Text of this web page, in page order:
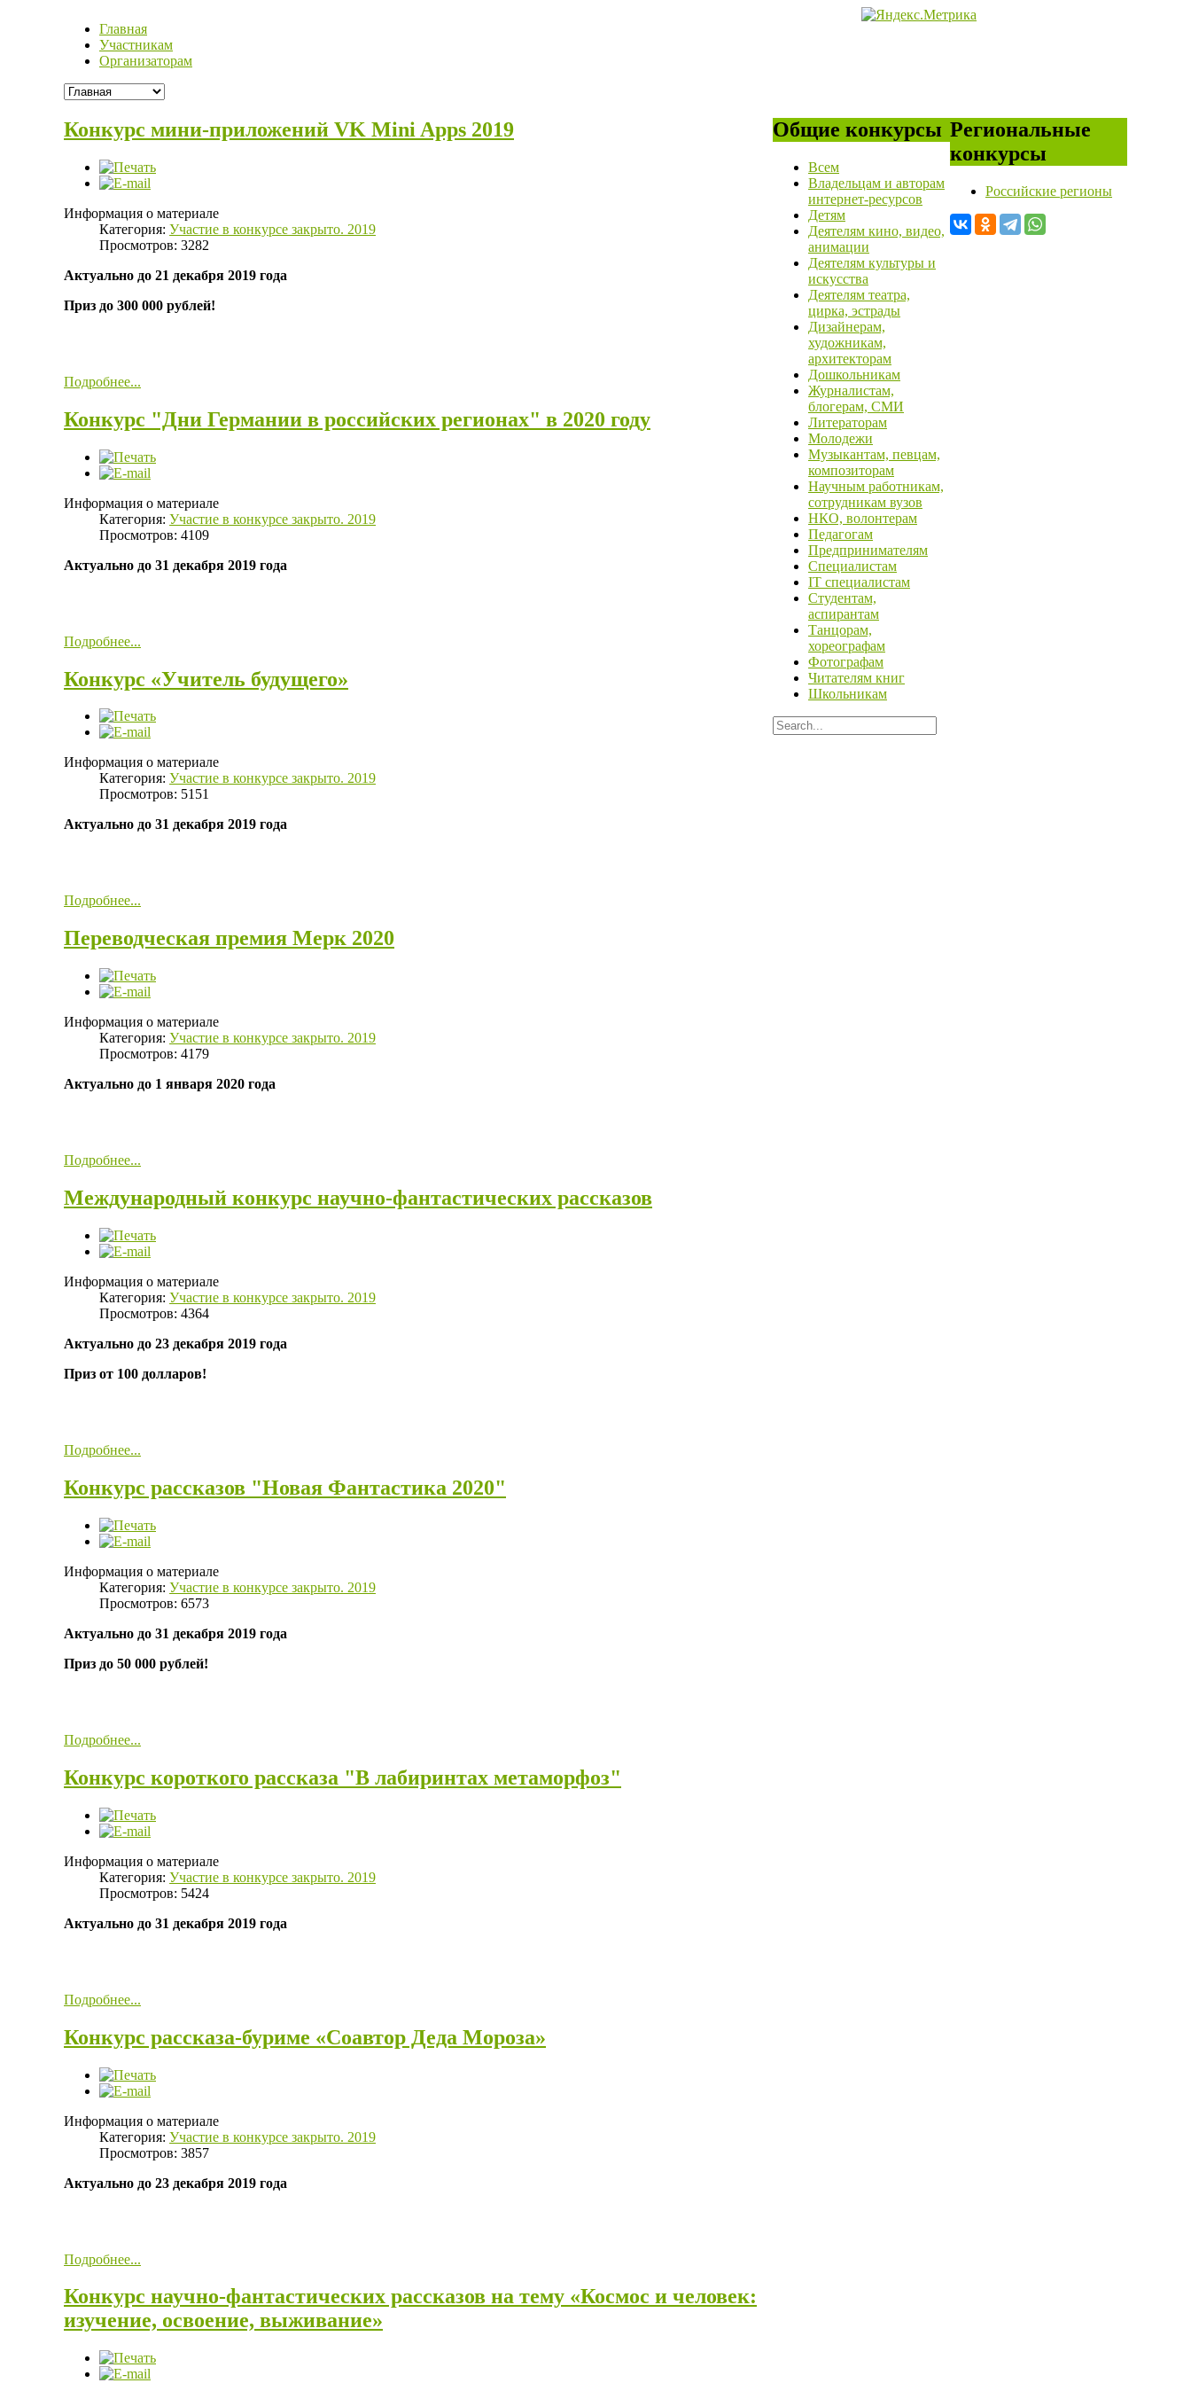
Главная
Участникам
Организаторам
Конкурс мини-приложений VK Mini Apps 2019
Информация о материале
Категория: Участие в конкурсе закрыто. 2019
Просмотров: 3282
Актуально до 21 декабря 2019 года
Приз до 300 000 рублей!
Подробнее...
Конкурс "Дни Германии в российских регионах" в 2020 году
Информация о материале
Категория: Участие в конкурсе закрыто. 2019
Просмотров: 4109
Актуально до 31 декабря 2019 года
Подробнее...
Конкурс «Учитель будущего»
Информация о материале
Категория: Участие в конкурсе закрыто. 2019
Просмотров: 5151
Актуально до 31 декабря 2019 года
Подробнее...
Переводческая премия Мерк 2020
Информация о материале
Категория: Участие в конкурсе закрыто. 2019
Просмотров: 4179
Актуально до 1 января 2020 года
Подробнее...
Международный конкурс научно-фантастических рассказов
Информация о материале
Категория: Участие в конкурсе закрыто. 2019
Просмотров: 4364
Актуально до 23 декабря 2019 года
Приз от 100 долларов!
Подробнее...
Конкурс рассказов "Новая Фантастика 2020"
Информация о материале
Категория: Участие в конкурсе закрыто. 2019
Просмотров: 6573
Актуально до 31 декабря 2019 года
Приз до 50 000 рублей!
Подробнее...
Конкурс короткого рассказа "В лабиринтах метаморфоз"
Информация о материале
Категория: Участие в конкурсе закрыто. 2019
Просмотров: 5424
Актуально до 31 декабря 2019 года
Подробнее...
Конкурс рассказа-буриме «Соавтор Деда Мороза»
Информация о материале
Категория: Участие в конкурсе закрыто. 2019
Просмотров: 3857
Актуально до 23 декабря 2019 года
Подробнее...
Конкурс научно-фантастических рассказов на тему «Космос и человек:
изучение, освоение, выживание»
Общие конкурсы
Всем
Владельцам и авторам
интернет-ресурсов
Детям
Деятелям кино, видео,
анимации
Деятелям культуры и
искусства
Деятелям театра,
цирка, эстрады
Дизайнерам,
художникам,
архитекторам
Дошкольникам
Журналистам,
блогерам, СМИ
Литераторам
Молодежи
Музыкантам, певцам,
композиторам
Научным работникам,
сотрудникам вузов
НКО, волонтерам
Педагогам
Предпринимателям
Специалистам
IT специалистам
Студентам,
аспирантам
Танцорам,
хореографам
Фотографам
Читателям книг
Школьникам
Региональные
конкурсы
Российские регионы